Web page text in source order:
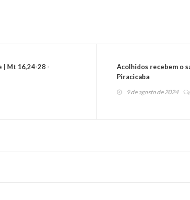
| Mt 16,24-28 -
Acolhidos recebem o
Piracicaba
9 de agosto de 2024